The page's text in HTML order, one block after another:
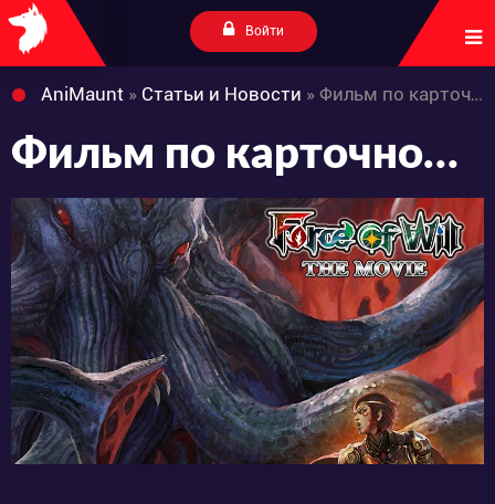
Войти
AniMaunt » Статьи и Новости » Фильм по карточной игре «FORCE OF WILL» в 2018.
Фильм по карточной игре «FORCE OF WILL» в 2018.